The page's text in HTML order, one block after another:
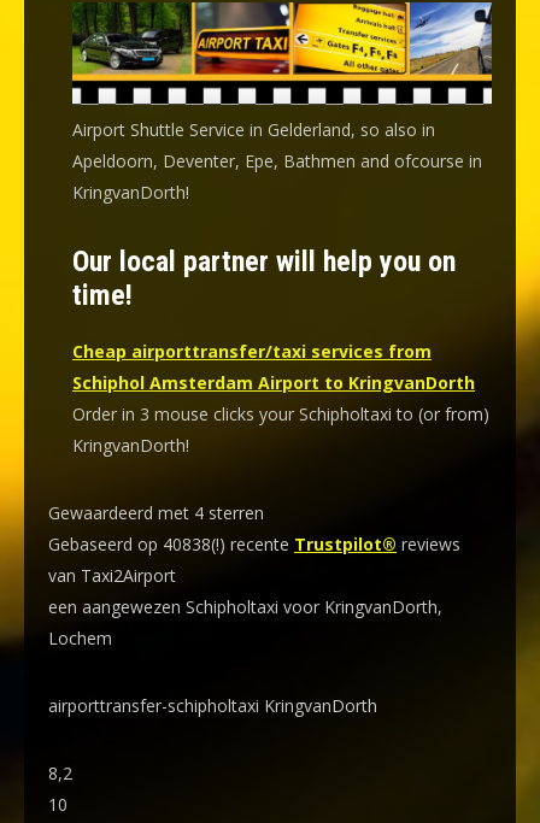
Airport Shuttle Service in Gelderland, so also in
Apeldoorn, Deventer, Epe, Bathmen and ofcourse in
KringvanDorth!
Our local partner will help you on
time!
Cheap airporttransfer/taxi services from
Schiphol Amsterdam Airport to KringvanDorth
Order in 3 mouse clicks your Schipholtaxi to (or from)
KringvanDorth!
Gewaardeerd met 4 sterren
Gebaseerd op 40838(!) recente Trustpilot® reviews
van Taxi2Airport
een aangewezen Schipholtaxi voor KringvanDorth,
Lochem
airporttransfer-schipholtaxi KringvanDorth
8,2
10